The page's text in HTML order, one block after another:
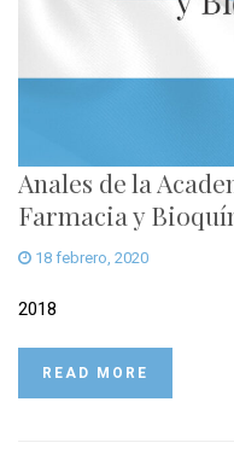
Anales de la
Farmacia y
18 febrero, 2020
2018
READ MORE